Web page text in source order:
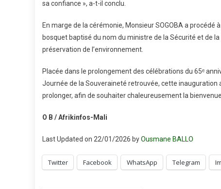
sa confiance », a-t-il conclu.
En marge de la cérémonie, Monsieur SOGOBA a
bosquet baptisé du nom du ministre de la Sécurité et de
préservation de l’environnement.
Placée dans le prolongement des célébrations du 65ᵉ
Journée de la Souveraineté retrouvée, cette inauguration
prolonger, afin de souhaiter chaleureusement la
O B / Afrikinfos-Mali
Last Updated on 22/01/2026 byOusmane BALLO
Twitter Facebook WhatsApp Telegram